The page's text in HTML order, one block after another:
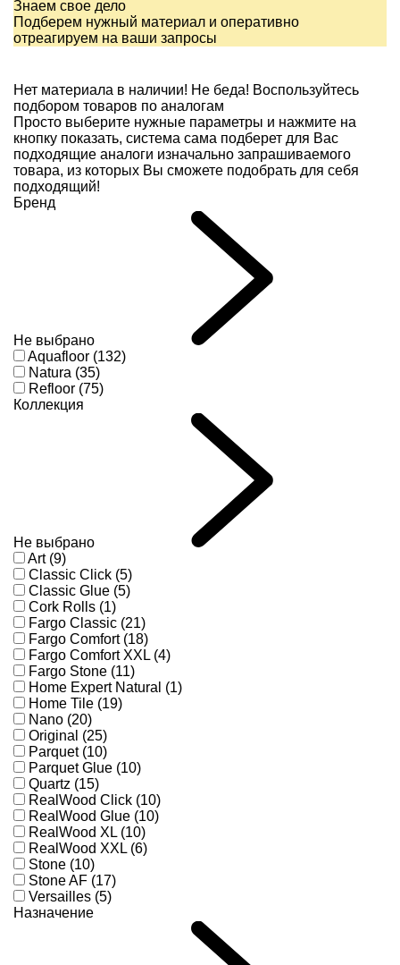
Знаем свое дело
Подберем нужный материал и оперативно
отреагируем на ваши запросы
Нет материала в наличии! Не беда! Воспользуйтесь
подбором товаров по аналогам
Просто выберите нужные параметры и нажмите на
кнопку показать, система сама подберет для Вас
подходящие аналоги изначально запрашиваемого
товара, из которых Вы сможете подобрать для себя
подходящий!
Бренд
Не выбрано
Aquafloor (132)
Natura (35)
Refloor (75)
Коллекция
Не выбрано
Art (9)
Classic Click (5)
Classic Glue (5)
Cork Rolls (1)
Fargo Classic (21)
Fargo Comfort (18)
Fargo Comfort XXL (4)
Fargo Stone (11)
Home Expert Natural (1)
Home Tile (19)
Nano (20)
Original (25)
Parquet (10)
Parquet Glue (10)
Quartz (15)
RealWood Click (10)
RealWood Glue (10)
RealWood XL (10)
RealWood XXL (6)
Stone (10)
Stone AF (17)
Versailles (5)
Назначение